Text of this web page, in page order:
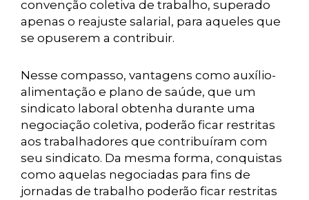
convenção coletiva de trabalho, superado
apenas o reajuste salarial, para aqueles que
se opuserem a contribuir.
Nesse compasso, vantagens como auxílio-
alimentação e plano de saúde, que um
sindicato laboral obtenha durante uma
negociação coletiva, poderão ficar restritas
aos trabalhadores que contribuíram com
seu sindicato. Da mesma forma, conquistas
como aquelas negociadas para fins de
jornadas de trabalho poderão ficar restritas